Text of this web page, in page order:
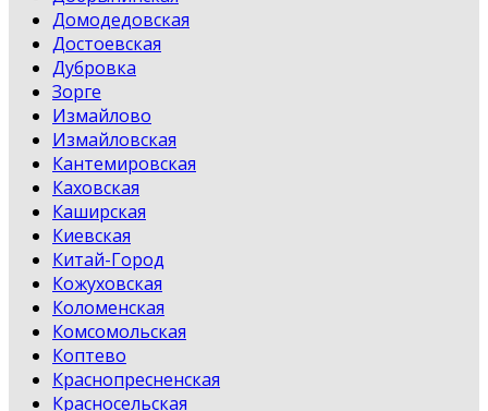
Домодедовская
Достоевская
Дубровка
Зорге
Измайлово
Измайловская
Кантемировская
Каховская
Каширская
Киевская
Китай-Город
Кожуховская
Коломенская
Комсомольская
Коптево
Краснопресненская
Красносельская